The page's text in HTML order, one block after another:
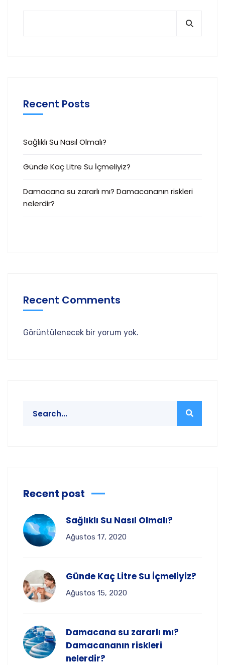
Recent Posts
Sağlıklı Su Nasıl Olmalı?
Günde Kaç Litre Su İçmeliyiz?
Damacana su zararlı mı? Damacananın riskleri
nelerdir?
Recent Comments
Görüntülenecek bir yorum yok.
Recent post
Sağlıklı Su Nasıl Olmalı?
Ağustos 17, 2020
Günde Kaç Litre Su İçmeliyiz?
Ağustos 15, 2020
Damacana su zararlı mı?
Damacananın riskleri
nelerdir?